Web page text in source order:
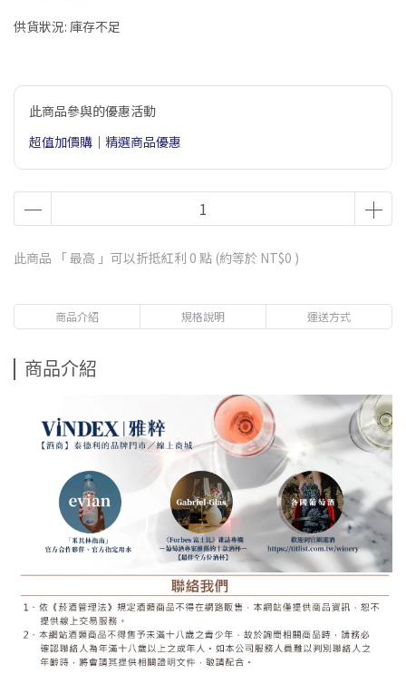
供貨狀況: 庫存不足
此商品參與的優惠活動
超值加價購｜精選商品優惠
此商品 「 最高 」可以折抵紅利 0 點 (約等於 NT$0 )
商品介紹 規格說明 運送方式
商品介紹